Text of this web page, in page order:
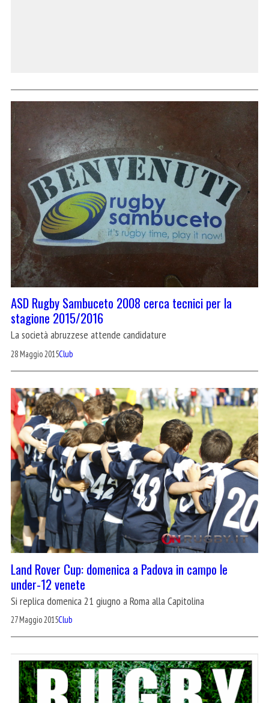
ASD Rugby Sambuceto 2008 cerca tecnici per la
stagione 2015/2016
La società abruzzese attende candidature
28 Maggio 2015Club
Land Rover Cup: domenica a Padova in campo le
under-12 venete
Si replica domenica 21 giugno a Roma alla Capitolina
27 Maggio 2015Club